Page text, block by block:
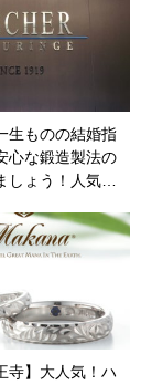
生ものの結婚指
心な鍛造製法の
しょう！人気…
寺】大人気！ハ